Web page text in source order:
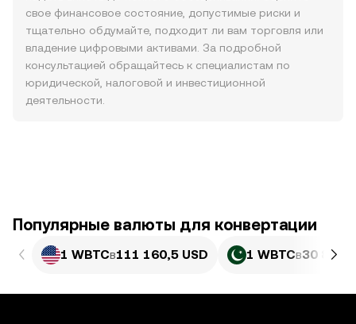
свое финансовое состояние, допустимые риски и
тщательно обдумайте, подходит ли вам торговля или
владение цифровыми активами. За подробной
консультацией обращайтесь к специалистам по
юридической, налоговой и инвестиционной
деятельности.
Популярные валюты для конвертации
1 WBTCв111 160,5 USD 1 WBTCв30 890